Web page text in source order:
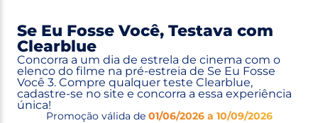
Se Eu Fosse Você, Testava com
Clearblue
Concorra a um dia de estrela de cinema com o
elenco do filme na pré-estreia de Se Eu Fosse
Você 3. Compre qualquer teste Clearblue,
cadastre-se no site e concorra a essa experiência
única!
Promoção válida de 01/06/2026 a 10/09/2026